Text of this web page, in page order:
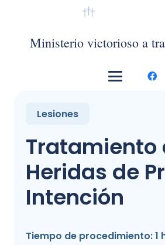
Ministerio victorioso a
Lesiones
Tratamiento
Heridas de
Intención
Tiempo de procedimiento: 1